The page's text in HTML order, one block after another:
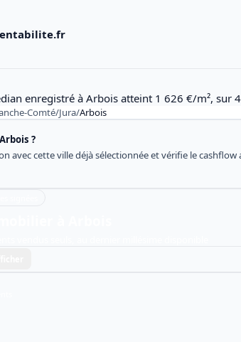
enregistré à Arbois atteint 1 626 €/m², sur
Comté/Jura/Arbois
?
avec cette ville déjà sélectionnée et vérifie le